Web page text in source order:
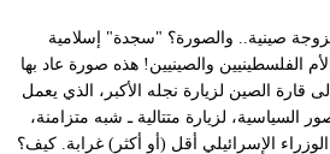
صينية.. والصورة؟ "سجدة" إسلامية
الفلسطينيين والصينيين! هذه صورة عاد بها
قارة الصين لزيارة نجله الأكبر، الذي يعمل
السياسية، لزيارة متتالية ـ شبه متزامنة،
الإسرائيلي أقل (أو أكثر) غرابة. كيف؟